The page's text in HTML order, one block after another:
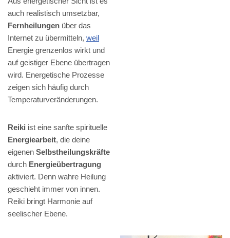
auch realistisch umsetzbar,
Fernheilungen über das
Internet zu übermitteln, weil
Energie grenzenlos wirkt und
auf geistiger Ebene übertragen
wird. Energetische Prozesse
zeigen sich häufig durch
Temperaturveränderungen.
Reiki ist eine sanfte spirituelle
Energiearbeit, die deine
eigenen Selbstheilungskräfte
durch Energieübertragung
aktiviert. Denn wahre Heilung
geschieht immer von innen.
Reiki bringt Harmonie auf
seelischer Ebene.